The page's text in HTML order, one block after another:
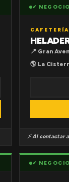
✔
CAFETERÍA
📍 Gran
🌎 La
⚡ Al contactar a
✔